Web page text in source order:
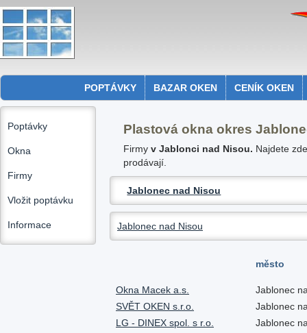
POPTÁVKY BAZAR OKEN CENÍK OKEN
Poptávky
Okna
Firmy
Vložit poptávku
Informace
Plastová okna okres
Firmy v Jablonci nad Nisou. Najdete
prodávají.
Jablonec nad Nisou
Jablonec nad Nisou
město
Okna Macek a.s.
Jablonec
SVĚT OKEN s.r.o.
Jablonec
LG - DINEX spol. s r.o.
Jablonec